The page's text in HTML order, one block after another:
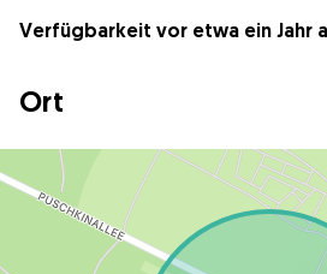
Verfügbarkeit vor etwa ein Jahr
Ort